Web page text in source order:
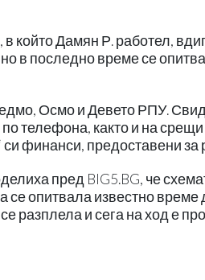
който Дамян Р. работел,
в последно време се
Осмо и Девето РПУ.
телефона, както и на
си финанси, предоставени
пред BIG5.BG, че
се опитвала известно
разплела и сега на ход е